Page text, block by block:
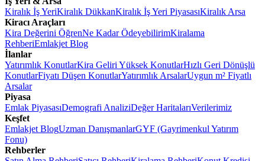
Kiralık İş YeriKiralık DükkanKiralık İş Yeri PiyasasıKiralık Arsa
Kiracı Araçları
Kira Değerini ÖğrenNe Kadar ÖdeyebilirimKiralama
RehberiEmlakjet Blog
İlanlar
Yatırımlık KonutlarKira Geliri Yüksek KonutlarHızlı Geri Dönüşlü
KonutlarFiyatı Düşen KonutlarYatırımlık ArsalarUygun m² Fiyatlı
Arsalar
Piyasa
Emlak PiyasasıDemografi AnaliziDeğer HaritalarıVerilerimiz
Keşfet
Emlakjet BlogUzman DanışmanlarGYF (Gayrimenkul Yatırım
Fonu)
Rehberler